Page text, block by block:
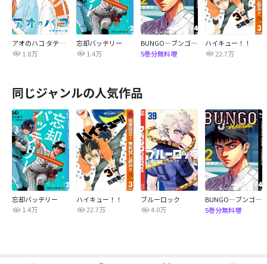
アオのハコ タテカラー版【タテヨミ】
1.8万
忘却バッテリー
1.4万
BUNGO―ブンゴ―
5巻分無料増
ハイキュー！！
22.7万
同じジャンルの人気作品
忘却バッテリー
1.4万
ハイキュー！！
22.7万
ブルーロック
4.0万
BUNGO―ブンゴ―
5巻分無料増